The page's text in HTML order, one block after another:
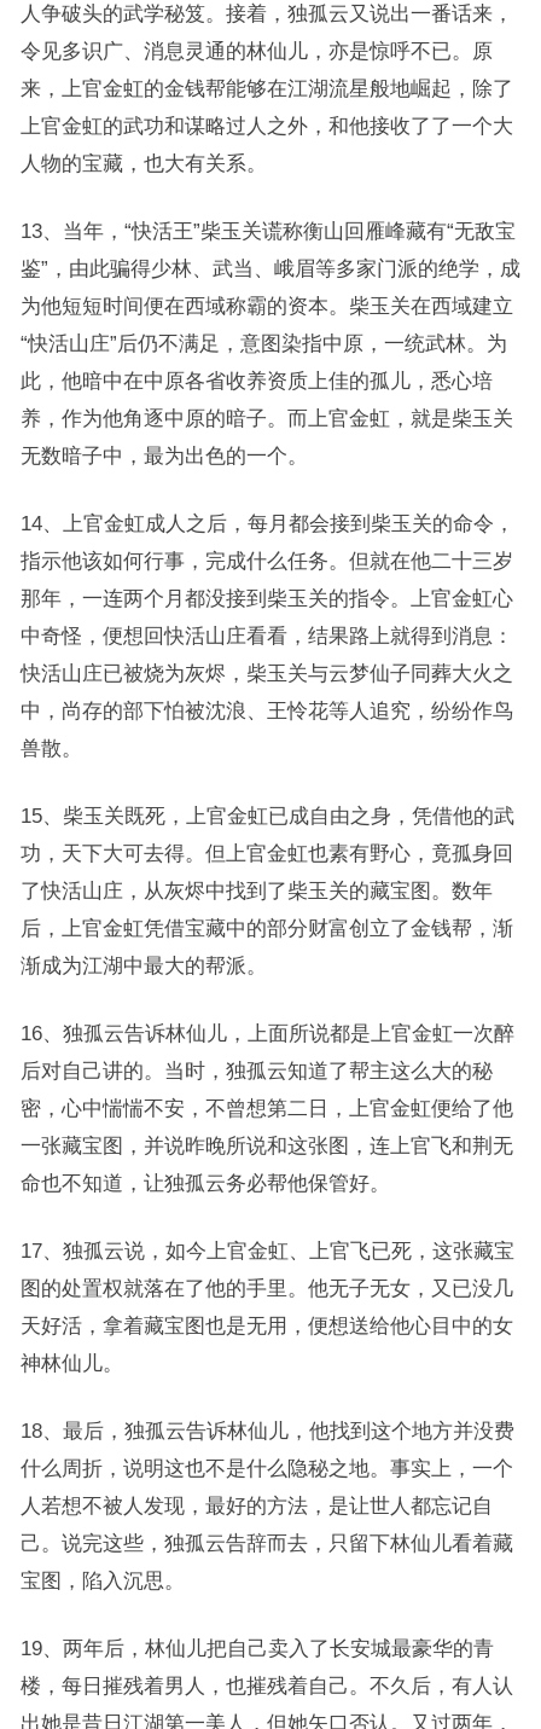
人争破头的武学秘笈。接着，独孤云又说出一番话来，
令见多识广、消息灵通的林仙儿，亦是惊呼不已。原
来，上官金虹的金钱帮能够在江湖流星般地崛起，除了
上官金虹的武功和谋略过人之外，和他接收了了一个大
人物的宝藏，也大有关系。
13、当年，“快活王”柴玉关谎称衡山回雁峰藏有“无敌宝
鉴”，由此骗得少林、武当、峨眉等多家门派的绝学，成
为他短短时间便在西域称霸的资本。柴玉关在西域建立
“快活山庄”后仍不满足，意图染指中原，一统武林。为
此，他暗中在中原各省收养资质上佳的孤儿，悉心培
养，作为他角逐中原的暗子。而上官金虹，就是柴玉关
无数暗子中，最为出色的一个。
14、上官金虹成人之后，每月都会接到柴玉关的命令，
指示他该如何行事，完成什么任务。但就在他二十三岁
那年，一连两个月都没接到柴玉关的指令。上官金虹心
中奇怪，便想回快活山庄看看，结果路上就得到消息：
快活山庄已被烧为灰烬，柴玉关与云梦仙子同葬大火之
中，尚存的部下怕被沈浪、王怜花等人追究，纷纷作鸟
兽散。
15、柴玉关既死，上官金虹已成自由之身，凭借他的武
功，天下大可去得。但上官金虹也素有野心，竟孤身回
了快活山庄，从灰烬中找到了柴玉关的藏宝图。数年
后，上官金虹凭借宝藏中的部分财富创立了金钱帮，渐
渐成为江湖中最大的帮派。
16、独孤云告诉林仙儿，上面所说都是上官金虹一次醉
后对自己讲的。当时，独孤云知道了帮主这么大的秘
密，心中惴惴不安，不曾想第二日，上官金虹便给了他
一张藏宝图，并说昨晚所说和这张图，连上官飞和荆无
命也不知道，让独孤云务必帮他保管好。
17、独孤云说，如今上官金虹、上官飞已死，这张藏宝
图的处置权就落在了他的手里。他无子无女，又已没几
天好活，拿着藏宝图也是无用，便想送给他心目中的女
神林仙儿。
18、最后，独孤云告诉林仙儿，他找到这个地方并没费
什么周折，说明这也不是什么隐秘之地。事实上，一个
人若想不被人发现，最好的方法，是让世人都忘记自
己。说完这些，独孤云告辞而去，只留下林仙儿看着藏
宝图，陷入沉思。
19、两年后，林仙儿把自己卖入了长安城最豪华的青
楼，每日摧残着男人，也摧残着自己。不久后，有人认
出她是昔日江湖第一美人，但她矢口否认。又过两年，